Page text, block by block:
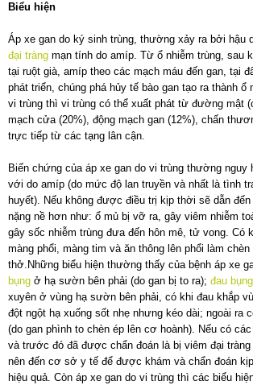
Biểu hiện
Áp xe gan do ký sinh trùng, thường xảy ra bởi hậu
đại tràng mạn tính do amíp. Từ ổ nhiễm trùng, sau
tại ruột già, amíp theo các mạch máu đến gan, tại
phát triển, chúng phá hủy tế bào gan tạo ra thành ổ
vi trùng thì vi trùng có thể xuất phát từ đường mật
mạch cửa (20%), động mạch gan (12%), chấn
trực tiếp từ các tạng lân cận.
Biến chứng của áp xe gan do vi trùng thường nguy
với do amíp (do mức độ lan truyền và nhất là tình
huyết). Nếu không được điều trị kịp thời sẽ dẫn
nặng nề hơn như: ổ mủ bị vỡ ra, gây viêm nhiễm
gây sốc nhiễm trùng đưa đến hôn mê, tử vong. Có
màng phổi, màng tim và ăn thông lên phổi làm
thở.Những biểu hiện thường thấy của bệnh áp xe
bụng ở hạ sườn bên phải (do gan bị to ra); đau bụng
xuyên ở vùng hạ sườn bên phải, có khi đau khắp
đột ngột hạ xuống sốt nhẹ nhưng kéo dài; ngoài ra
(do gan phình to chèn ép lên cơ hoành). Nếu có
và trước đó đã được chẩn đoán là bị viêm đại
nên đến cơ sở y tế để được khám và chẩn đoán
hiệu quả. Còn áp xe gan do vi trùng thì các biểu